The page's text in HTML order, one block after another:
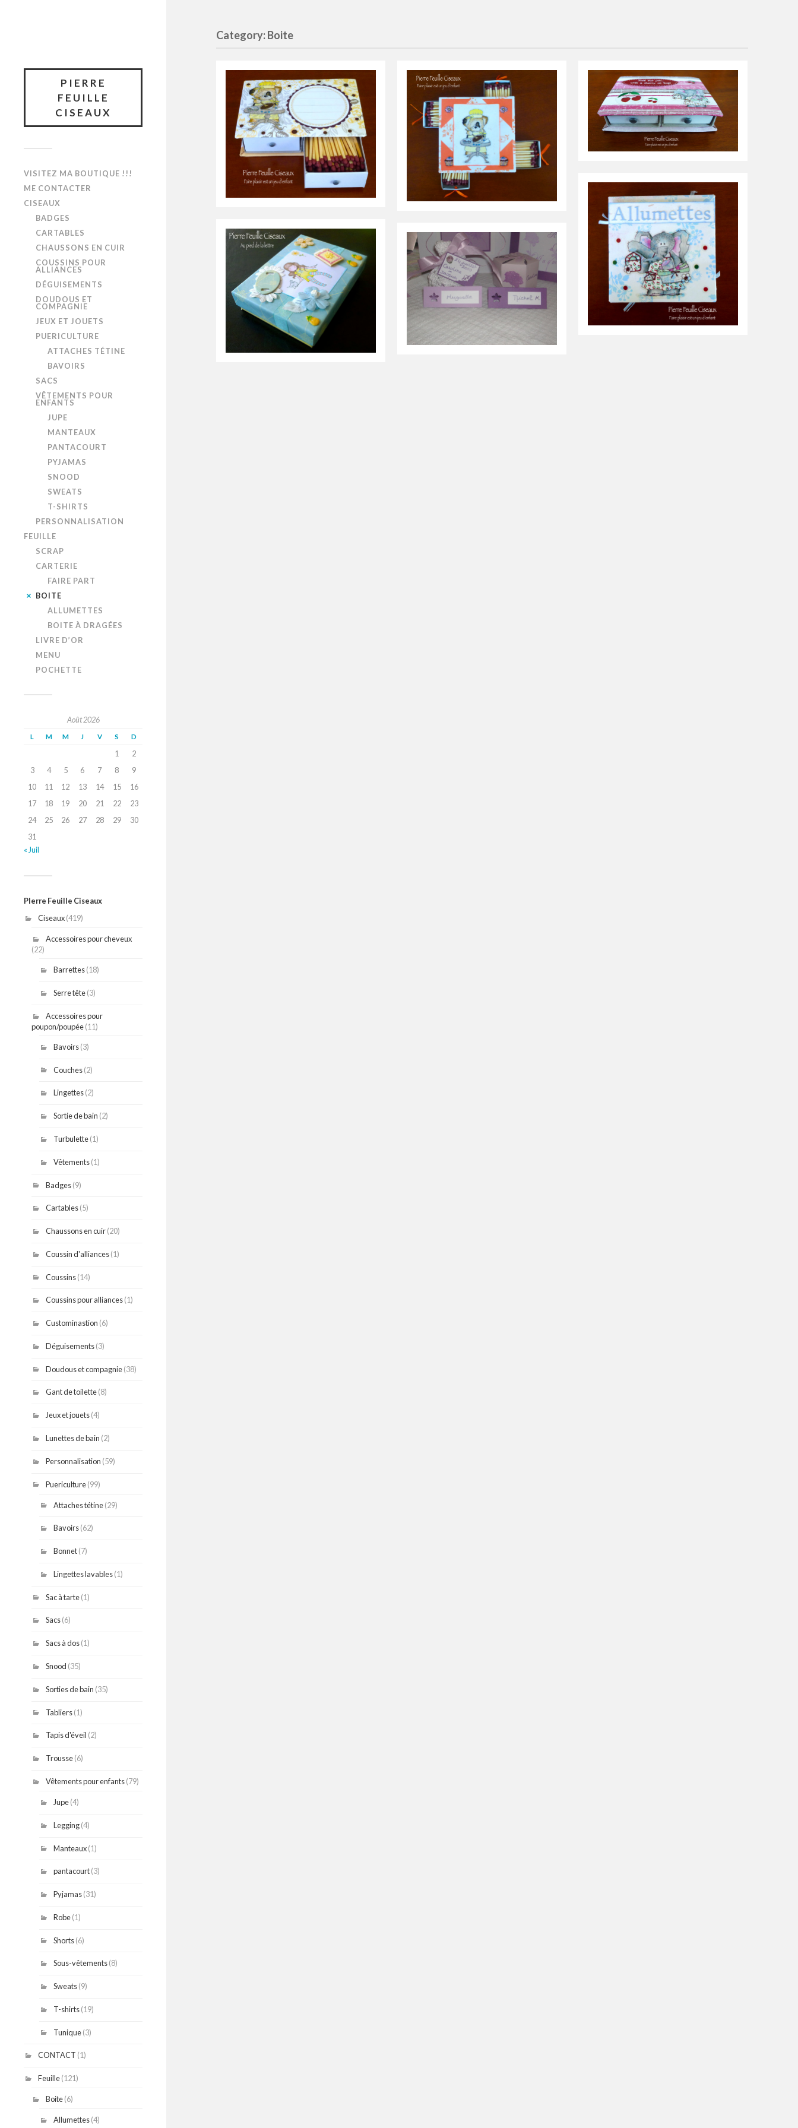
PIERRE
FEUILLE
CISEAUX
VISITEZ MA BOUTIQUE !!!
ME CONTACTER
CISEAUX
BADGES
CARTABLES
CHAUSSONS EN CUIR
COUSSINS POUR
ALLIANCES
DÉGUISEMENTS
DOUDOUS ET
COMPAGNIE
JEUX ET JOUETS
PUERICULTURE
ATTACHES TÉTINE
BAVOIRS
SACS
VÊTEMENTS POUR
ENFANTS
JUPE
MANTEAUX
PANTACOURT
PYJAMAS
SNOOD
SWEATS
T-SHIRTS
PERSONNALISATION
FEUILLE
SCRAP
CARTERIE
FAIRE PART
BOITE
ALLUMETTES
BOITE À DRAGÉES
LIVRE D’OR
MENU
POCHETTE
Août 2026
L M M J V S D
1
2
3
4 5 6 7 8
9
10
11 12 13 14 15
16
17
18 19 20 21 22
23
24
25 26 27 28 29
30
31
« Juil
PIerre Feuille Ciseaux
Ciseaux(419)
Accessoires pour cheveux
(22)
Barrettes(18)
Serre tête(3)
Accessoires pour
poupon/poupée(11)
Bavoirs(3)
Couches(2)
Lingettes(2)
Sortie de bain (2)
Turbulette(1)
Vêtements(1)
Badges(9)
Cartables(5)
Chaussons en cuir(20)
Coussin d'alliances(1)
Coussins(14)
Coussins pour alliances(1)
Custominastion (6)
Déguisements(3)
Doudous et compagnie(38)
Gant de toilette(8)
Jeux et jouets(4)
Lunettes de bain (2)
Personnalisation (59)
Puericulture(99)
Attaches tétine(29)
Bavoirs(62)
Bonnet(7)
Lingettes lavables(1)
Sac à tarte(1)
Sacs(6)
Sacs à dos(1)
Snood (35)
Sorties de bain (35)
Tabliers(1)
Tapis d'éveil (2)
Trousse(6)
Vêtements pour enfants(79)
Jupe(4)
Legging(4)
Manteaux(1)
pantacourt(3)
Pyjamas(31)
Robe(1)
Shorts(6)
Sous-vêtements(8)
Sweats(9)
T-shirts(19)
Tunique(3)
CONTACT (1)
Feuille(121)
Boite(6)
Allumettes(4)
Category: Boite